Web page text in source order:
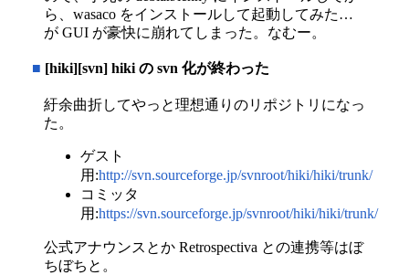
ら、wasaco をインストールして起動してみた…
が GUI が豪快に崩れてしまった。なむー。
■ [hiki][svn] hiki の svn 化が終わった
紆余曲折してやっと理想通りのリポジトリになっ
た。
ゲスト
用:http://svn.sourceforge.jp/svnroot/hiki/hiki/trunk/
コミッタ
用:https://svn.sourceforge.jp/svnroot/hiki/hiki/trunk/
公式アナウンスとか Retrospectiva との連携等はぼ
ちぼちと。